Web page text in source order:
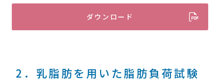
ダウンロード
2．乳脂肪を用いた脂肪負荷試験